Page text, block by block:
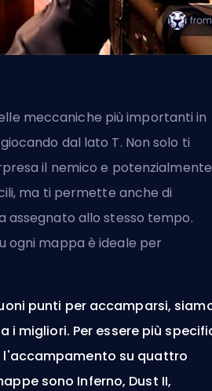
meccaniche più importanti in
dal lato T. Non solo ti
il nemico e potenzialmente
ma ti permette anche di
assegnato allo stesso tempo.
ogni mappa è ideale per
punti per accamparsi,
i migliori. Per essere più
l'accampamento su quattro
sono Inferno, Dust II,